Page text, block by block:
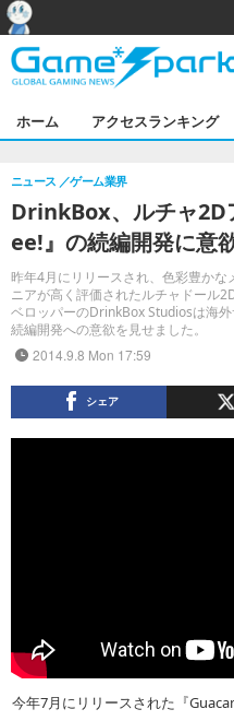
ホーム アクセスランキング
DrinkBox、ルチャ
ee!』の続編開発に意
昨年4月にリリースされ、色彩豊か
ニアが高く評価されたルチャドール
ベロッパーのDrinkBox Studiosは海
続編開発への意欲を見せました。
ニュース ゲーム業界
2014.9.8 Mon 17:59
シェア
今年7月にリリースされた『